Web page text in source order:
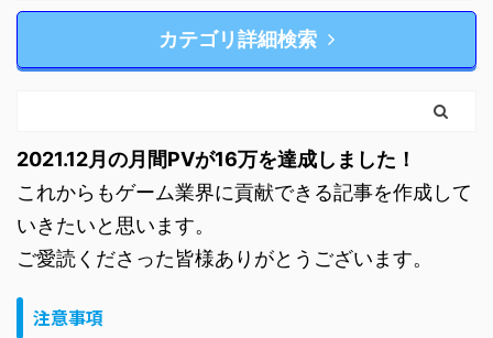
カテゴリ詳細検索
2021.12月の月間PVが16万を達成しました！
これからもゲーム業界に貢献できる記事を作成して
いきたいと思います。
ご愛読くださった皆様ありがとうございます。
注意事項